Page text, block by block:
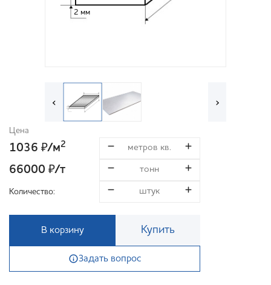
2 мм
‹ ›
Цена
1036 ₽/м2
66000 ₽/т
Количество:
В корзину Купить
Задать вопрос